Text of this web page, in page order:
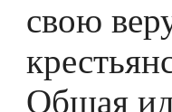
свою
Общая